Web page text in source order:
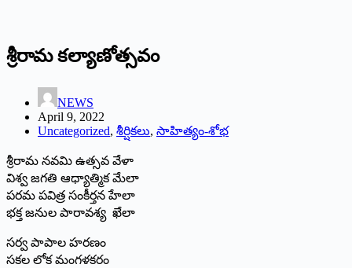
‌శ్రీరామ కల్యాణోత్సవం
NEWS
April 9, 2022
Uncategorized, శీర్షికలు, సాహిత్యం-శోభ
శ్రీరామ నవమి ఉత్సవ వేళా
విశ్వ జగతి ఆధ్యాత్మిక మేలా
పరమ పవిత్ర సంకీర్తన హేలా
భక్త జనుల పారావశ్య ఖేలా
సర్వ పాపాల హరణం
సకల లోక మంగళకరం